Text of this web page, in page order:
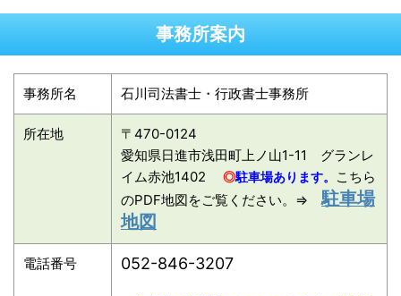
事務所案内
事務所名 石川司法書士・行政書士事務所
所在地
〒470-0124
愛知県日進市浅田町上ノ山1-11 グランレ
イム赤池1402 ◎駐車場あります。
こちら
のPDF地図をご覧ください。⇒駐車場
地図
電話番号 052-846-3207